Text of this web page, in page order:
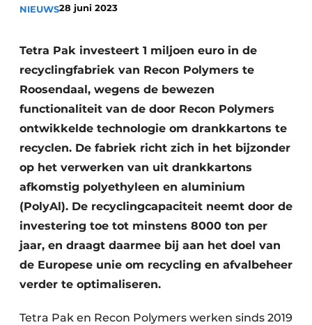
Persen
Stofbeheersing
Uitrustingsstukken
Shredders
Transportbanden
Zeven & Brekers
Bedrijfsafval
NIEUWS28 juni 2023
Tetra Pak investeert 1 miljoen euro in de
recyclingfabriek van Recon Polymers te
Roosendaal, wegens de bewezen
functionaliteit van de door Recon Polymers
ontwikkelde technologie om drankkartons te
recyclen. De fabriek richt zich in het bijzonder
op het verwerken van uit drankkartons
afkomstig polyethyleen en aluminium
(PolyAl). De recyclingcapaciteit neemt door de
investering toe tot minstens 8000 ton per
jaar, en draagt daarmee bij aan het doel van
de Europese unie om recycling en afvalbeheer
verder te optimaliseren.
Tetra Pak en Recon Polymers werken sinds 2019